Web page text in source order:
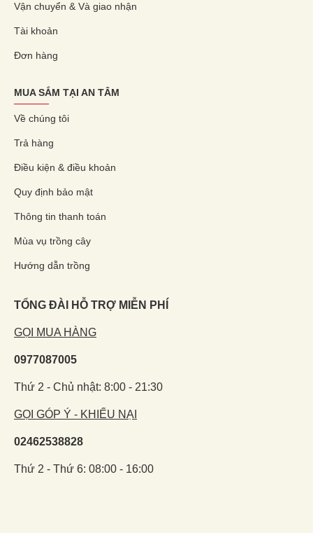
Vận chuyển & Và giao nhận
Tài khoản
Đơn hàng
MUA SẮM TẠI AN TÂM
Về chúng tôi
Trả hàng
Điều kiện & điều khoản
Quy định bảo mật
Thông tin thanh toán
Mùa vụ trồng cây
Hướng dẫn trồng
TỔNG ĐÀI HỖ TRỢ MIỄN PHÍ
GỌI MUA HÀNG
0977087005
Thứ 2 - Chủ nhật: 8:00 - 21:30
GỌI GÓP Ý - KHIẾU NẠI
02462538828
Thứ 2 - Thứ 6: 08:00 - 16:00